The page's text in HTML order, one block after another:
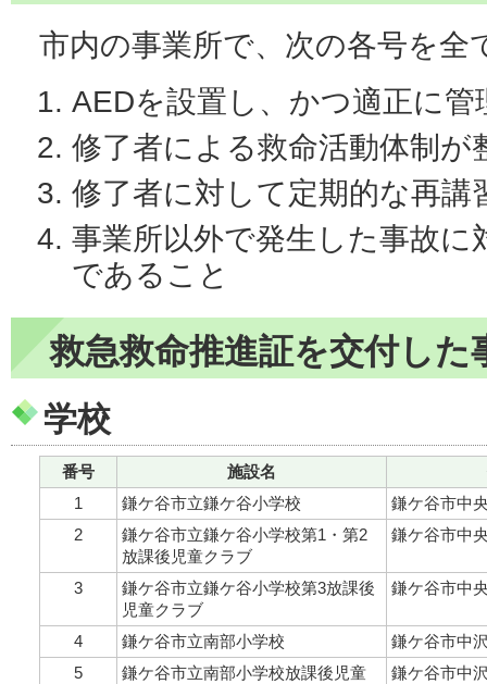
市内の事業所で、次の各号を全
AEDを設置し、かつ適正に
修了者による救命活動体制が
修了者に対して定期的な再
事業所以外で発生した事故に
であること
救急救命推進証を交付した
学校
番号
施設名
1
鎌ケ谷市立鎌ケ谷小学校
鎌ケ谷市中
2
鎌ケ谷市立鎌ケ谷小学校第1・第2
放課後児童クラブ
鎌ケ谷市中
3
鎌ケ谷市立鎌ケ谷小学校第3放課後
児童クラブ
鎌ケ谷市中
4 鎌ケ谷市立南部小学校
鎌ケ谷市中
5
鎌ケ谷市立南部小学校放課後児童
鎌ケ谷市中